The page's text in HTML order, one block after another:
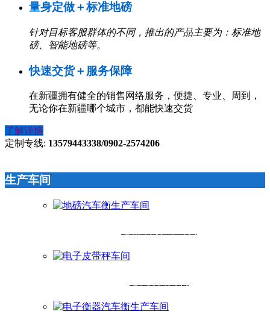
量身定做＋标准地磅
针对目标客服群体的不同，推出的产品主要为：标准地
磅、智能地磅等。
快速交货＋服务保障
在新疆拥有健全的销售网络服务，便捷、专业、周到，
无论你在新疆哪个城市，都能快速交货
了解详情
定制专线: 13579443338/0902-2574206
生产车间